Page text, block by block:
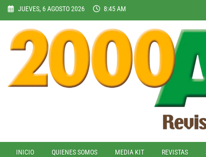
Skip
content
JUEVES, 6 AGOSTO 2026 8:45 AM
INICIO QUIENES SOMOS MEDIA KIT REVISTAS